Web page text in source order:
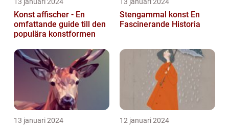
Konst affischer - En
omfattande guide till den
populära konstformen
Stengammal konst En
Fascinerande Historia
13 januari 2024 12 januari 2024